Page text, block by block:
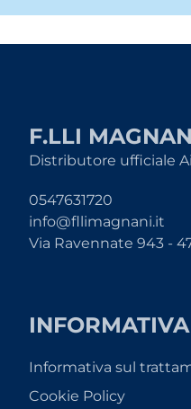
F.LLI
Distributore ufficiale
0547631720
info@fllimagnani.it
Via Ravennate 943 -
INFORMATIVA
Informativa sul
Cookie Policy